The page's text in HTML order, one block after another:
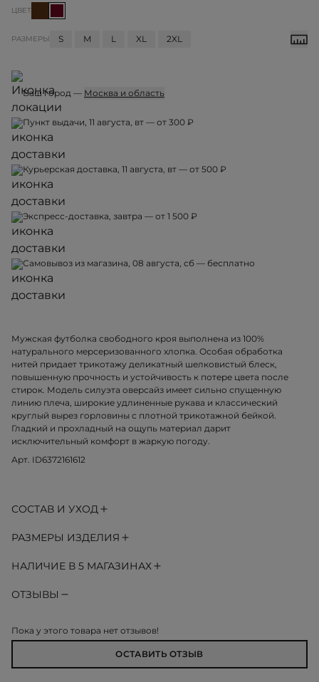
ЦВЕТ
РАЗМЕРЫ S M L XL 2XL
Ваш город — Москва и область
Пункт выдачи, 11 августа, вт — от 300 ₽
Курьерская доставка, 11 августа, вт — от 500 ₽
Экспресс-доставка, завтра — от 1 500 ₽
Самовывоз из магазина, 08 августа, сб — бесплатно
Мужская футболка свободного кроя выполнена из 100%
натурального мерсеризованного хлопка. Особая обработка
нитей придает трикотажу деликатный шелковистый блеск,
повышенную прочность и устойчивость к потере цвета после
стирок. Модель силуэта оверсайз имеет сильно спущенную
линию плеча, широкие удлиненные рукава и классический
круглый вырез горловины с плотной трикотажной бейкой.
Гладкий и прохладный на ощупь материал дарит
исключительный комфорт в жаркую погоду.
Арт. ID6372161612
СОСТАВ И УХОД
РАЗМЕРЫ ИЗДЕЛИЯ
НАЛИЧИЕ В 5 МАГАЗИНАХ
ОТЗЫВЫ
Пока у этого товара нет отзывов!
ОСТАВИТЬ ОТЗЫВ